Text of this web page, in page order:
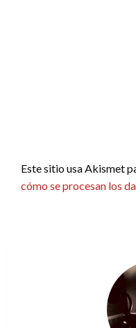
Este sitio usa Akismet
cómo se procesan los